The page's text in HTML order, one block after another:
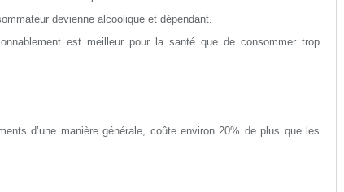
devienne alcoolique et dépendant.
est meilleur pour la santé que de consommer trop
d’une manière générale, coûte environ 20% de plus que les